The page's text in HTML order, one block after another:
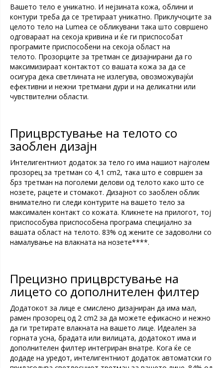
Вашето тело е уникатно. И нејзината кожа, облини и
контури треба да се третираат уникатно. Приклучоците за
целото тело на Lumea се обликувани така што совршено
одговараат на секоја кривина и ќе ги приспособат
програмите приспособени на секоја област на
телото. Прозорците за третман се дизајнирани да го
максимизираат контактот со вашата кожа за да се
осигура дека светлината не излегува, овозможувајќи
ефективни и нежни третмани дури и на деликатни или
чувствителни области.
Прицврстување на телото со
заоблен дизајн
Интелигентниот додаток за тело го има нашиот најголем
прозорец за третман со 4,1 cm2, така што е совршен за
брз третман на поголеми делови од телото како што се
нозете, рацете и стомакот. Дизајнот со заоблен облик
внимателно ги следи контурите на вашето тело за
максимален контакт со кожата. Кликнете на прилогот, тој
приспособува приспособена програма специјално за
вашата област на телото. 83% од жените се задоволни со
намалување на влакната на нозете****.
Прецизно прицврстување на
лицето со дополнителен филтер
Додатокот за лице е смислено дизајниран да има мал,
рамен прозорец од 2 cm2 за да можете ефикасно и нежно
да ги третирате влакната на вашето лице. Идеален за
горната усна, брадата или вилицата, додатокот има и
дополнителен филтер интегриран внатре. Кога ќе се
додаде на уредот, интелигентниот додаток автоматски го